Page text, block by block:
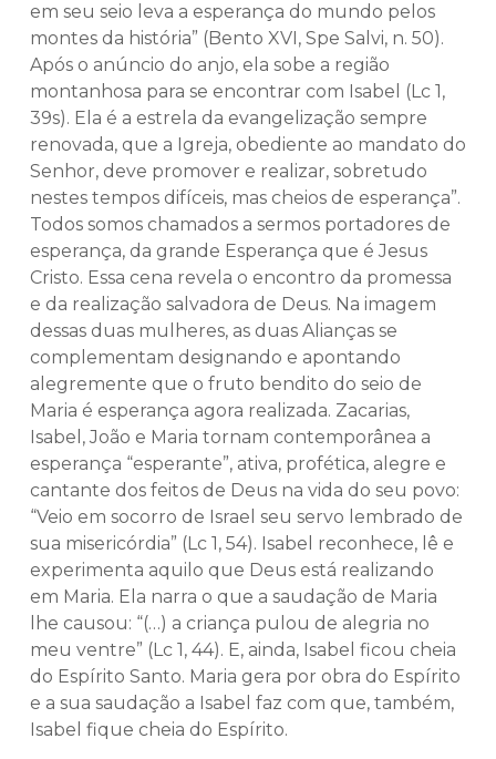
em seu seio leva a esperança do mundo pelos
montes da história” (Bento XVI, Spe Salvi, n. 50).
Após o anúncio do anjo, ela sobe a região
montanhosa para se encontrar com Isabel (Lc 1,
39s). Ela é a estrela da evangelização sempre
renovada, que a Igreja, obediente ao mandato do
Senhor, deve promover e realizar, sobretudo
nestes tempos difíceis, mas cheios de esperança”.
Todos somos chamados a sermos portadores de
esperança, da grande Esperança que é Jesus
Cristo. Essa cena revela o encontro da promessa
e da realização salvadora de Deus. Na imagem
dessas duas mulheres, as duas Alianças se
complementam designando e apontando
alegremente que o fruto bendito do seio de
Maria é esperança agora realizada. Zacarias,
Isabel, João e Maria tornam contemporânea a
esperança “esperante”, ativa, profética, alegre e
cantante dos feitos de Deus na vida do seu povo:
“Veio em socorro de Israel seu servo lembrado de
sua misericórdia” (Lc 1, 54). Isabel reconhece, lê e
experimenta aquilo que Deus está realizando
em Maria. Ela narra o que a saudação de Maria
lhe causou: “(…) a criança pulou de alegria no
meu ventre” (Lc 1, 44). E, ainda, Isabel ficou cheia
do Espírito Santo. Maria gera por obra do Espírito
e a sua saudação a Isabel faz com que, também,
Isabel fique cheia do Espírito.